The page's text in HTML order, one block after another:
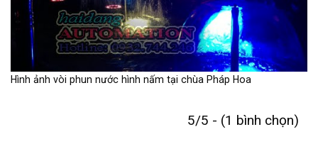
Hình ảnh vòi phun nước hình nấm tại chùa Pháp Hoa
5/5 - (1 bình chọn)